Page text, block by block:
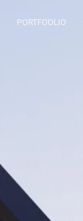
PORTFOOLIO